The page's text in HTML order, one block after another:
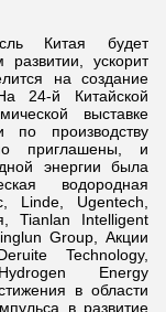
Китая будет
ускорит
на создание
24-й Китайской
выставке
по производству
приглашены, и
энергии была
водородная
Linde, Ugentech,
Tianlan Intelligent
Group, Акции
Technology,
Energy
в области
в развитие